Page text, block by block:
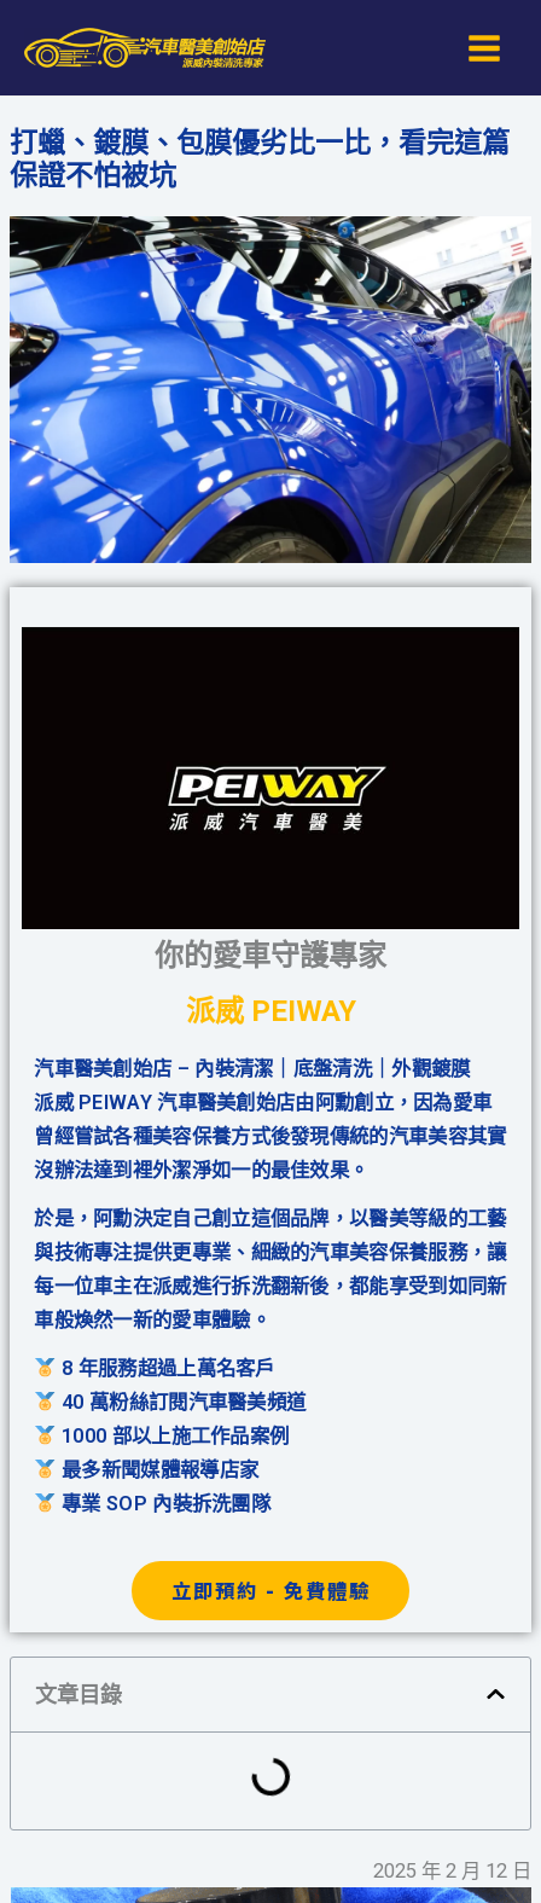
內
容
Main
打蠟、鍍膜、包膜優劣比一比，看完這篇
保證不怕被坑
你的愛車守護專家
派威 PEIWAY
汽車醫美創始店 – 內裝清潔｜底盤清洗｜外觀鍍膜
派威 PEIWAY 汽車醫美創始店由阿勳創立，因為愛車
曾經嘗試各種美容保養方式後發現傳統的汽車美容其實
沒辦法達到裡外潔淨如一的最佳效果。
於是，阿勳決定自己創立這個品牌，以醫美等級的工藝
與技術專注提供更專業、細緻的汽車美容保養服務，讓
每一位車主在派威進行拆洗翻新後，都能享受到如同新
車般煥然一新的愛車體驗。
8 年服務超過上萬名客戶
40 萬粉絲訂閱汽車醫美頻道
1000 部以上施工作品案例
最多新聞媒體報導店家
專業 SOP 內裝拆洗團隊
立即預約 - 免費體驗
文章目錄
2025 年 2 月 12 日